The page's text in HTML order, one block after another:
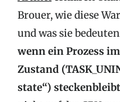
Brouer, wie diese
und was sie
wenn ein Prozess
Zustand
state“) steckenbleibt